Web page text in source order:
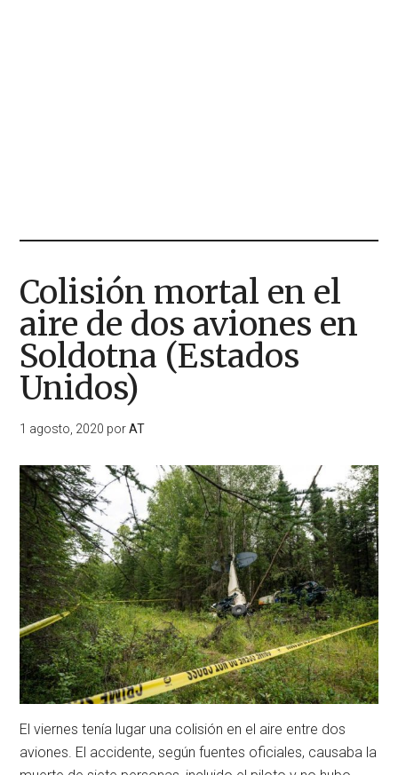
Colisión mortal en el
aire de dos aviones en
Soldotna (Estados
Unidos)
1 agosto, 2020 porAT
El viernes tenía lugar una colisión en el aire entre dos
aviones. El accidente, según fuentes oficiales, causaba la